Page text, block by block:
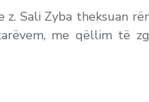
z. Sali Zyba theksuan
me qëllim të